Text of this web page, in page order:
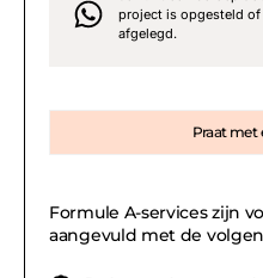
project is opgesteld of
afgelegd.
Praat met
Formule A-services zijn
aangevuld met de